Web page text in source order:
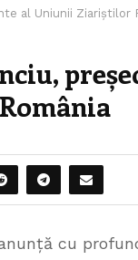
al Uniunii Ziariștilor
cu